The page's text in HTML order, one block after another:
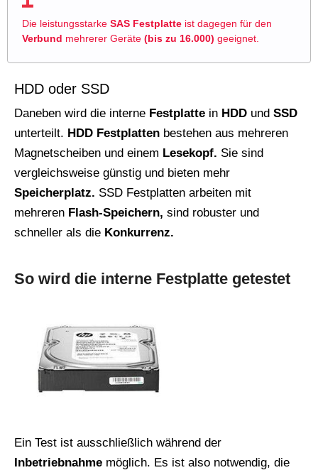
Die leistungsstarke SAS Festplatte ist dagegen für den
Verbund mehrerer Geräte (bis zu 16.000) geeignet.
HDD oder SSD
Daneben wird die interne Festplatte in HDD und SSD
unterteilt. HDD Festplatten bestehen aus mehreren
Magnetscheiben und einem Lesekopf. Sie sind
vergleichsweise günstig und bieten mehr
Speicherplatz. SSD Festplatten arbeiten mit
mehreren Flash-Speichern, sind robuster und
schneller als die Konkurrenz.
So wird die interne Festplatte getestet
Ein Test ist ausschließlich während der
Inbetriebnahme möglich. Es ist also notwendig, die